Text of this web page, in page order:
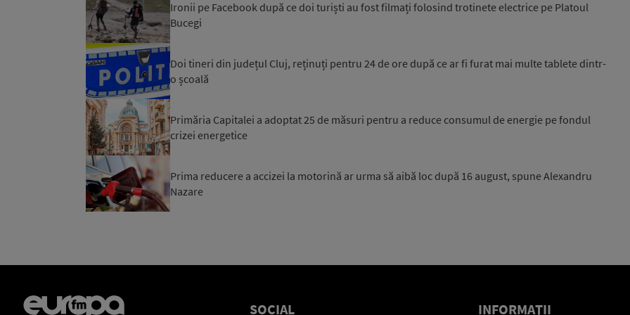
Ironii pe Facebook după ce doi turiști au fost filmați folosind trotinete electrice pe Platoul
Bucegi
Doi tineri din județul Cluj, reținuți pentru 24 de ore după ce ar fi furat mai multe tablete dintr-
o școală
Primăria Capitalei a adoptat 25 de măsuri pentru a reduce consumul de energie pe fondul
crizei energetice
Prima reducere a accizei la motorină ar urma să aibă loc după 16 august, spune Alexandru
Nazare
SOCIAL INFORMAŢII